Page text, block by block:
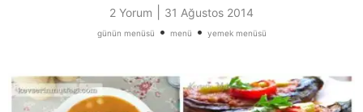
2 Yorum 31 Ağustos 2014
günün menüsü • menü • yemek menüsü